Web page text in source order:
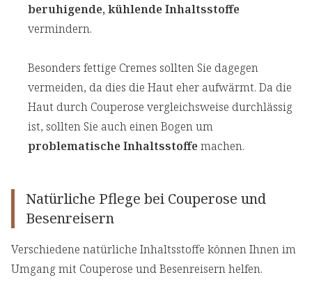
beruhigende, kühlende Inhaltsstoffe
vermindern.
Besonders fettige Cremes sollten Sie dagegen
vermeiden, da dies die Haut eher aufwärmt. Da die
Haut durch Couperose vergleichsweise durchlässig
ist, sollten Sie auch einen Bogen um
problematische Inhaltsstoffemachen.
Natürliche Pflege bei Couperose und
Besenreisern
Verschiedene natürliche Inhaltsstoffe können Ihnen im
Umgang mit Couperose und Besenreisern helfen.